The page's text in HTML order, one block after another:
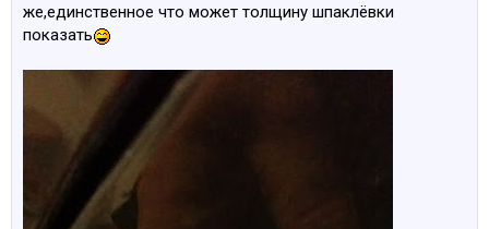
же,единственное что может толщину шпаклёвки
показать